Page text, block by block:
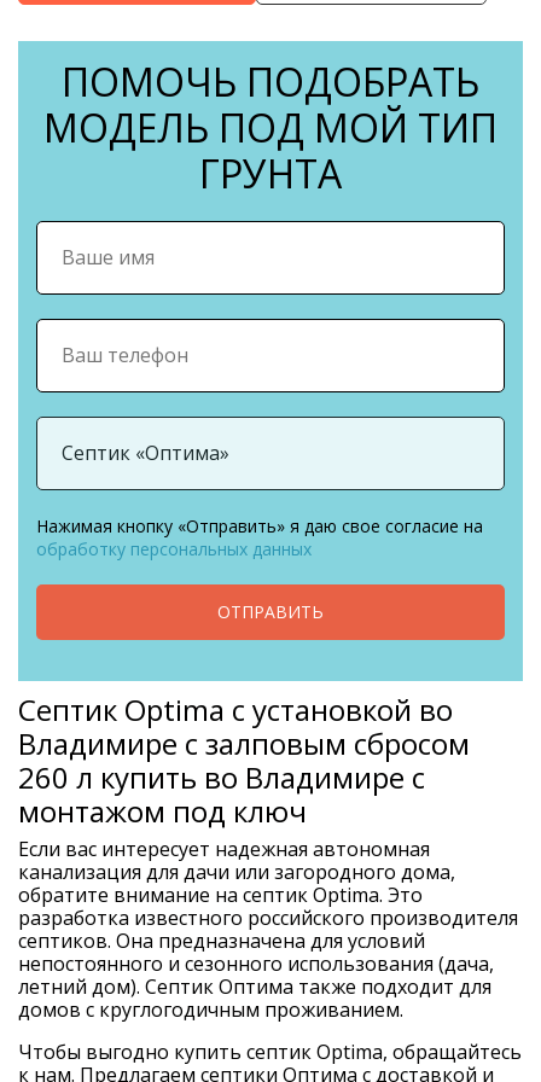
ПОМОЧЬ ПОДОБРАТЬ
МОДЕЛЬ ПОД МОЙ ТИП
ГРУНТА
Нажимая кнопку «Отправить» я даю свое согласие на
обработку персональных данных
ОТПРАВИТЬ
Септик Optima с установкой во
Владимире с залповым сбросом
260 л купить во Владимире с
монтажом под ключ
Если вас интересует надежная автономная
канализация для дачи или загородного дома,
обратите внимание на септик Optima. Это
разработка известного российского производителя
септиков. Она предназначена для условий
непостоянного и сезонного использования (дача,
летний дом). Септик Оптима также подходит для
домов с круглогодичным проживанием.
Чтобы выгодно купить септик Optima, обращайтесь
к нам. Предлагаем септики Оптима с доставкой и